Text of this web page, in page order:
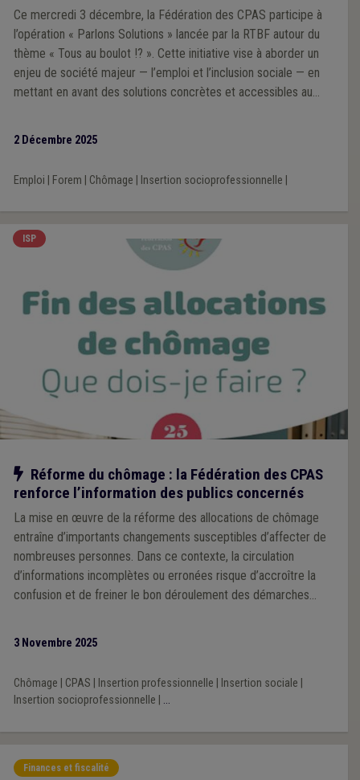
Ce mercredi 3 décembre, la Fédération des CPAS participe à
l’opération « Parlons Solutions » lancée par la RTBF autour du
thème « Tous au boulot !? ». Cette initiative vise à aborder un
enjeu de société majeur — l’emploi et l’inclusion sociale — en
mettant en avant des solutions concrètes et accessibles au
2 Décembre 2025
Emploi Forem Chômage Insertion socioprofessionnelle
ISP
Notre action
Réforme du chômage : la Fédération des CPAS
renforce l’information des publics concernés
La mise en œuvre de la réforme des allocations de chômage
entraîne d’importants changements susceptibles d’affecter de
nombreuses personnes. Dans ce contexte, la circulation
d’informations incomplètes ou erronées risque d’accroître la
confusion et de freiner le bon déroulement des démarches
3 Novembre 2025
Chômage CPAS Insertion professionnelle Insertion sociale
Insertion socioprofessionnelle
...
Finances et fiscalité